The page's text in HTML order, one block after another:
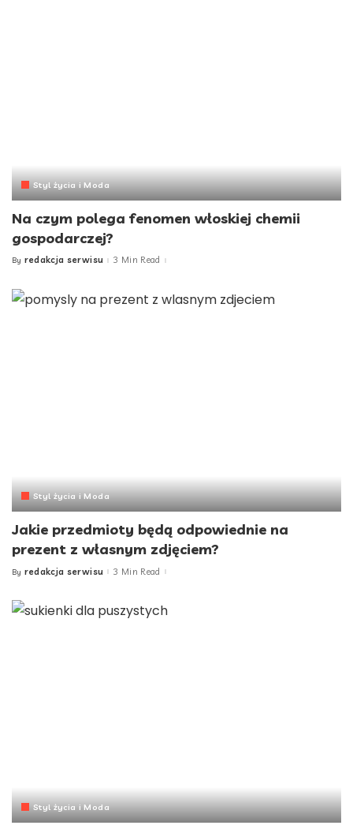
Styl życia i Moda
Na czym polega fenomen włoskiej chemii
gospodarczej?
Posted
By redakcja serwisu 3 Min Read
Styl życia i Moda
Jakie przedmioty będą odpowiednie na
prezent z własnym zdjęciem?
Posted
By redakcja serwisu 3 Min Read
Styl życia i Moda